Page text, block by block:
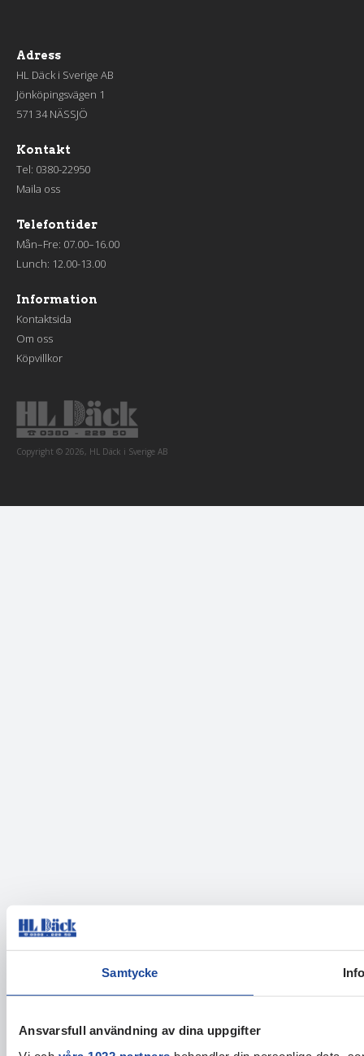
Samtycke
Ansvarsfull användning av dina uppgifter
Adress
HL Däck i Sverige AB
Jönköpingsvägen 1
571 34 NÄSSJÖ
Kontakt
Tel: 0380-22950
Maila oss
Telefontider
Mån–Fre: 07.00–16.00
Lunch: 12.00-13.00
Information
Kontaktsida
Om oss
Köpvillkor
Copyright © 2026, HL Däck i Sverige AB